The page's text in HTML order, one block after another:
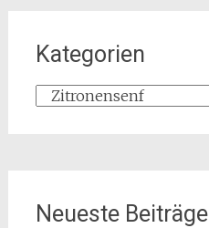
Kategorien
Kategorien
Neueste Beiträge